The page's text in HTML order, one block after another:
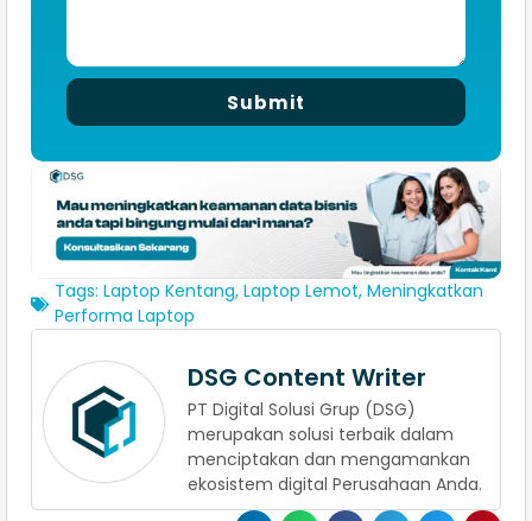
Submit
Tags: Laptop Kentang, Laptop Lemot, Meningkatkan
Performa Laptop
DSG Content Writer
PT Digital Solusi Grup (DSG)
merupakan solusi terbaik dalam
menciptakan dan mengamankan
ekosistem digital Perusahaan Anda.